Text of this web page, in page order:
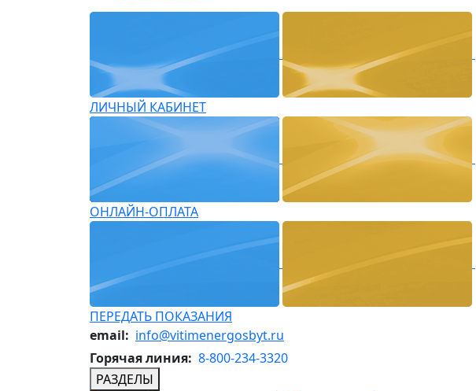
ЛИЧНЫЙ КАБИНЕТ
ОНЛАЙН-ОПЛАТА
ПЕРЕДАТЬ ПОКАЗАНИЯ
email: info@vitimenergosbyt.ru
Горячая линия: 8-800-234-3320
РАЗДЕЛЫ